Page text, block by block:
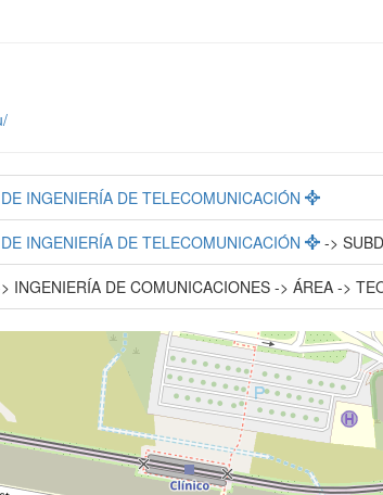
INGENIERÍA DE TELECOMUNICACIÓN
INGENIERÍA DE TELECOMUNICACIÓN ->
INGENIERÍA DE COMUNICACIONES -> ÁREA ->